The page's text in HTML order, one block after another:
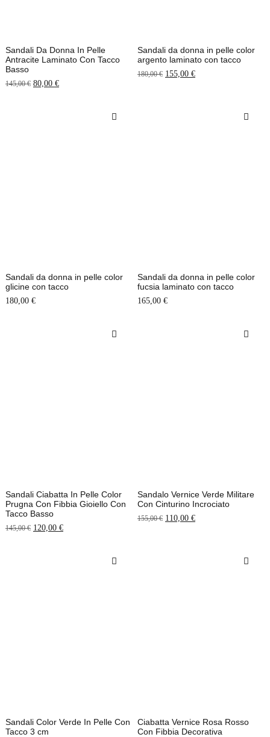
Sandali Da Donna In Pelle
Antracite Laminato Con Tacco
Basso
145,00€ 80,00 €
Sandali da donna in pelle color
argento laminato con tacco
180,00€ 155,00 €
Sandali da donna in pelle color
glicine con tacco
180,00 €
Sandali da donna in pelle color
fucsia laminato con tacco
165,00 €
Sandali Ciabatta In Pelle Color
Prugna Con Fibbia Gioiello Con
Tacco Basso
145,00€ 120,00 €
Sandalo Vernice Verde Militare
Con Cinturino Incrociato
155,00€ 110,00 €
Sandali Color Verde In Pelle Con
Tacco 3 cm
Ciabatta Vernice Rosa Rosso
Con Fibbia Decorativa